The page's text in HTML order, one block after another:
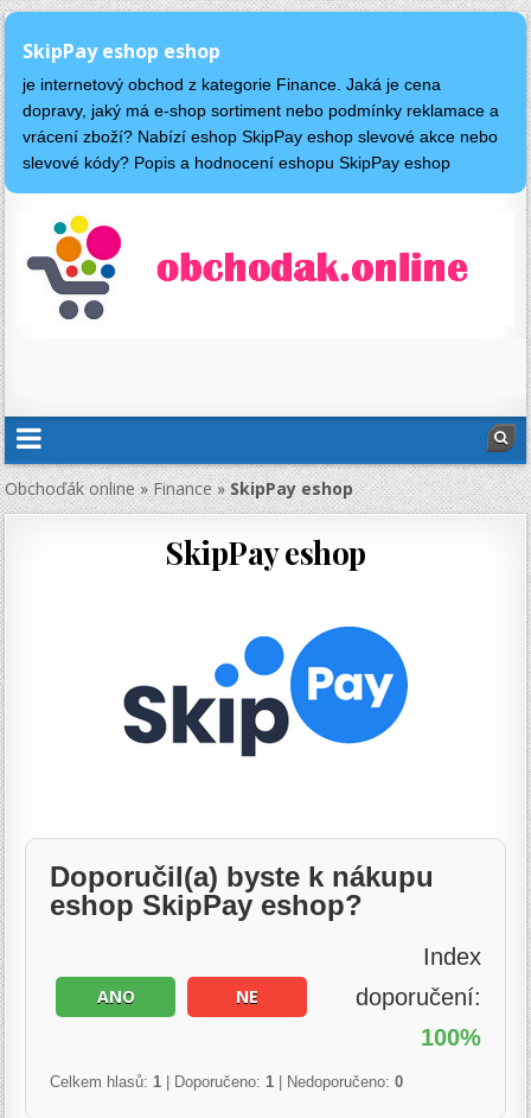
SkipPay eshop eshop
je internetový obchod z kategorie Finance. Jaká je cena
dopravy, jaký má e-shop sortiment nebo podmínky reklamace a
vrácení zboží? Nabízí eshop SkipPay eshop slevové akce nebo
slevové kódy? Popis a hodnocení eshopu SkipPay eshop
Obchoďák online»Finance»SkipPay eshop
SkipPay eshop
Doporučil(a) byste k nákupu
eshop SkipPay eshop?
ANO NE
Index
doporučení:
100%
Celkem hlasů:1 | Doporučeno:1 | Nedoporučeno:0